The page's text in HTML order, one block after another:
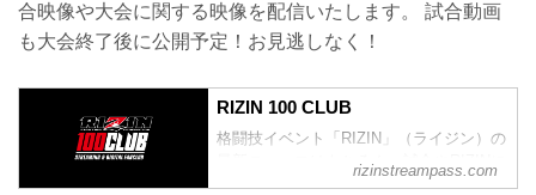
合映像や大会に関する映像を配信いたします。 試合動画
も大会終了後に公開予定！お見逃しなく！
RIZIN 100 CLUB
格闘技イベント「RIZIN」（ライジン）の
最新ニュースはもちろん、試合やRIZINに
まつわる動画を網羅！
rizinstreampass.com